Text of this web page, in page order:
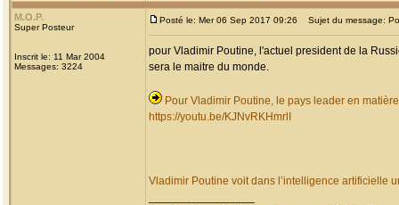
M.O.P.
Super Posteur
Inscrit le: 11 Mar 2004
Messages: 3224
Posté le: Mer 06 Sep 2017 09:26 Sujet du message:
pour Vladimir Poutine, l'actuel president de la
sera le maitre du monde.
Pour Vladimir Poutine, le pays leader en
https://youtu.be/KJNvRKHmrlI
Vladimir Poutine voit dans l’intelligence artificielle